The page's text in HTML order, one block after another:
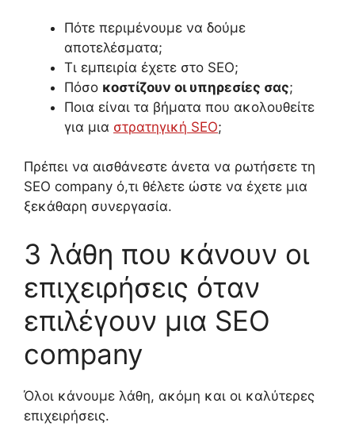
Πότε περιμένουμε να δούμε
αποτελέσματα;
Τι εμπειρία έχετε στο SEO;
Πόσο κοστίζουν οι υπηρεσίες σας;
Ποια είναι τα βήματα που ακολουθείτε
για μια στρατηγική SEO;
Πρέπει να αισθάνεστε άνετα να ρωτήσετε τη
SEO company ό,τι θέλετε ώστε να έχετε μια
ξεκάθαρη συνεργασία.
3 λάθη που κάνουν οι
επιχειρήσεις όταν
επιλέγουν μια SEO
company
Όλοι κάνουμε λάθη, ακόμη και οι καλύτερες
επιχειρήσεις.